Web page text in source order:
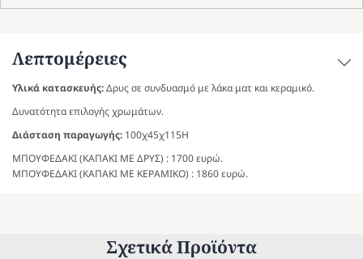
Λεπτομέρειες
Υλικά κατασκευής:Δρυς σε συνδυασμό με λάκα ματ και κεραμικό.
Δυνατότητα επιλογής χρωμάτων.
Διάσταση παραγωγής: 100χ45χ115Η
ΜΠΟΥΦΕΔΑΚΙ (ΚΑΠΑΚΙ ΜΕ ΔΡΥΣ) : 1700 ευρώ.
ΜΠΟΥΦΕΔΑΚΙ (ΚΑΠΑΚΙ ΜΕ ΚΕΡΑΜΙΚΟ) : 1860 ευρώ.
Σχετικά Προϊόντα